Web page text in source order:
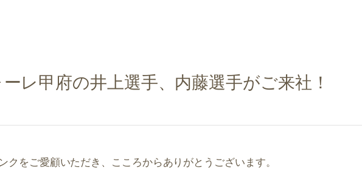
レ甲府の井上選手、内藤選手がご来社！
クをご愛顧いただき、こころからありがとうございます。